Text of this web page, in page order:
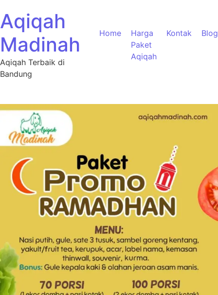
Aqiqah
Madinah
Aqiqah Terbaik di
Bandung
Home
Harga
Paket
Aqiqah
Kontak Blog